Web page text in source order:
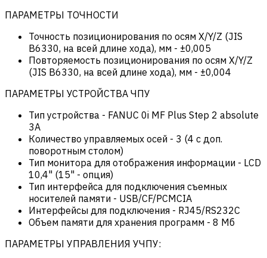
ПАРАМЕТРЫ ТОЧНОСТИ
Точность позиционирования по осям X/Y/Z (JIS
B6330, на всей длине хода), мм - ±0,005
Повторяемость позиционирования по осям X/Y/Z
(JIS B6330, на всей длине хода), мм - ±0,004
ПАРАМЕТРЫ УСТРОЙСТВА ЧПУ
Тип устройства - FANUC 0i MF Plus Step 2 absolute
3A
Количество управляемых осей - 3 (4 c доп.
поворотным столом)
Тип монитора для отображения информации - LCD
10,4" (15" - опция)
Тип интерфейса для подключения съемных
носителей памяти - USB/CF/PCMCIA
Интерфейсы для подключения - RJ45/RS232C
Объем памяти для хранения программ - 8 Мб
ПАРАМЕТРЫ УПРАВЛЕНИЯ УЧПУ: